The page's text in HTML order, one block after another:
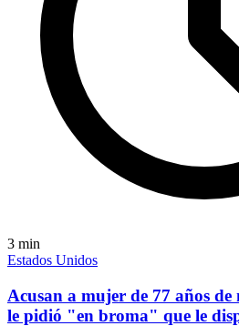
3 min
Estados Unidos
Acusan a mujer de 77 años
le pidió "en broma" que le